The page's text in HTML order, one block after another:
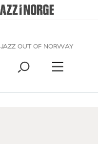
JAZZ OUT OF NORWAY